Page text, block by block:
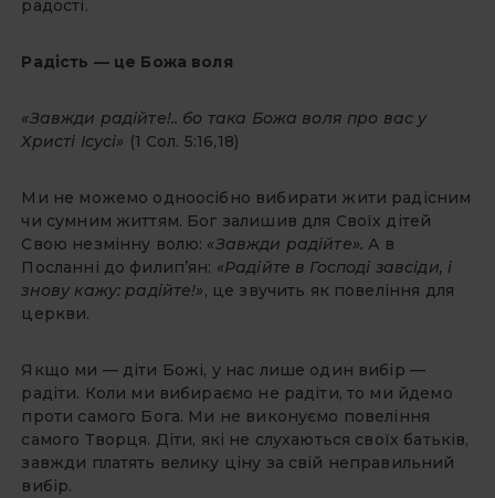
радості.
Радість — це Божа воля
«Завжди радійте!.. бо така Божа воля про вас у
Христі Ісусі» (1 Сол. 5:16,18)
Ми не можемо одноосібно вибирати жити радісним
чи сумним життям. Бог залишив для Своїх дітей
Свою незмінну волю: «Завжди радійте». А в
Посланні до филип’ян: «Радійте в Господі завсіди, і
знову кажу: радійте!», це звучить як повеління для
церкви.
Якщо ми — діти Божі, у нас лише один вибір —
радіти. Коли ми вибираємо не радіти, то ми йдемо
проти самого Бога. Ми не виконуємо повеління
самого Творця. Діти, які не слухаються своїх батьків,
завжди платять велику ціну за свій неправильний
вибір.